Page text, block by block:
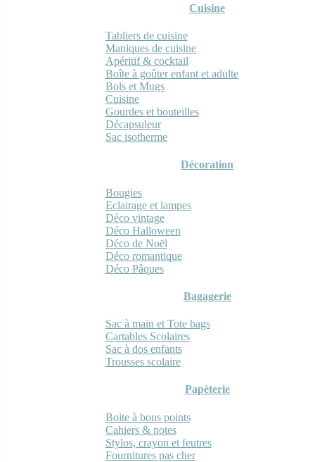
Cuisine
Tabliers de cuisine
Maniques de cuisine
Apéritif & cocktail
Boîte à goûter enfant et adulte
Bols et Mugs
Cuisine
Gourdes et bouteilles
Décapsuleur
Sac isotherme
Décoration
Bougies
Eclairage et lampes
Déco vintage
Déco Halloween
Déco de Noël
Déco romantique
Déco Pâques
Bagagerie
Sac à main et Tote bags
Cartables Scolaires
Sac à dos enfants
Trousses scolaire
Papèterie
Boite à bons points
Cahiers & notes
Stylos, crayon et feutres
Fournitures pas cher